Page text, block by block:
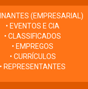
(EMPRESARIAL)
• EVENTOS E CIA
• CLASSIFICADOS
• EMPREGOS
• CURRÍCULOS
• REPRESENTANTES